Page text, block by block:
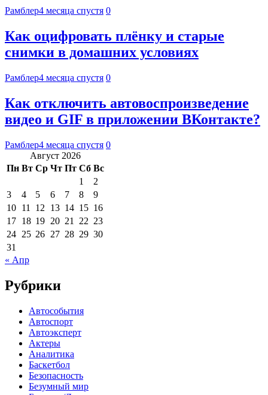
Рамблер4 месяца спустя 0
Как оцифровать плёнку и старые
снимки в домашних условиях
Рамблер4 месяца спустя 0
Как отключить автовоспроизведение
видео и GIF в приложении ВКонтакте?
Рамблер4 месяца спустя 0
Август 2026
Пн Вт Ср Чт Пт Сб Вс
1
2
3
4 5 6 7 8
9
10 11 12 13 14 15 16
17 18 19 20 21 22 23
24 25 26 27 28 29 30
31
« Апр
Рубрики
Автособытия
Автоспорт
Автоэксперт
Актеры
Аналитика
Баскетбол
Безопасность
Безумный мир